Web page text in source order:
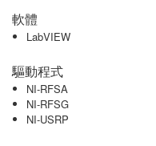
軟體
LabVIEW
驅動程式
NI-RFSA
NI-RFSG
NI-USRP